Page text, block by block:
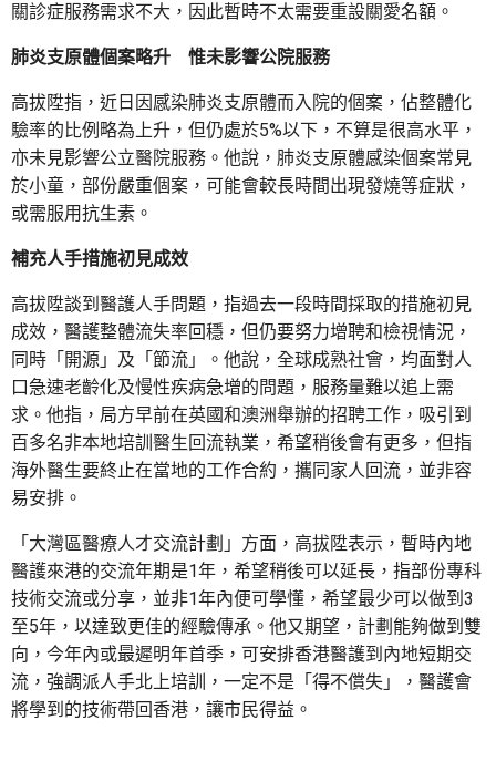
關診症服務需求不大，因此暫時不太需要重設關愛名額。
肺炎支原體個案略升 惟未影響公院服務
高拔陞指，近日因感染肺炎支原體而入院的個案，佔整體化
驗率的比例略為上升，但仍處於5%以下，不算是很高水平，
亦未見影響公立醫院服務。他說，肺炎支原體感染個案常見
於小童，部份嚴重個案，可能會較長時間出現發燒等症狀，
或需服用抗生素。
補充人手措施初見成效
高拔陞談到醫護人手問題，指過去一段時間採取的措施初見
成效，醫護整體流失率回穩，但仍要努力增聘和檢視情況，
同時「開源」及「節流」。他說，全球成熟社會，均面對人
口急速老齡化及慢性疾病急增的問題，服務量難以追上需
求。他指，局方早前在英國和澳洲舉辦的招聘工作，吸引到
百多名非本地培訓醫生回流執業，希望稍後會有更多，但指
海外醫生要終止在當地的工作合約，攜同家人回流，並非容
易安排。
「大灣區醫療人才交流計劃」方面，高拔陞表示，暫時內地
醫護來港的交流年期是1年，希望稍後可以延長，指部份專科
技術交流或分享，並非1年內便可學懂，希望最少可以做到3
至5年，以達致更佳的經驗傳承。他又期望，計劃能夠做到雙
向，今年內或最遲明年首季，可安排香港醫護到內地短期交
流，強調派人手北上培訓，一定不是「得不償失」，醫護會
將學到的技術帶回香港，讓市民得益。